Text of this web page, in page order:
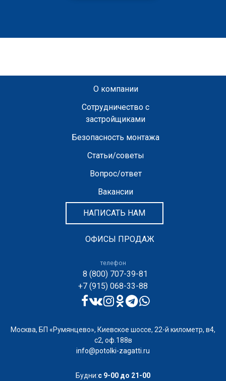
О компании
Сотрудничество с
застройщиками
Безопасность монтажа
Статьи/советы
Вопрос/ответ
Вакансии
НАПИСАТЬ НАМ
ОФИСЫ ПРОДАЖ
телефон
8 (800) 707-39-81
+7 (915) 068-33-88
Москва, БП «Румянцево», Киевское шоссе, 22-й километр, в4,
с2, оф.188в
info@potolki-zagatti.ru
Будни:с 9-00 до 21-00